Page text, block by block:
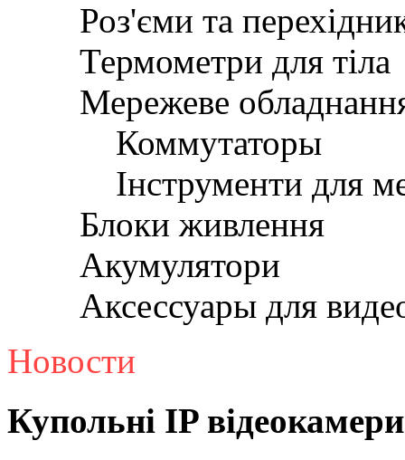
Роз'єми та
Термометри для тіла
Мережеве
Коммутаторы
Інструменти для
Блоки живлення
Акумулятори
Аксессуары для
Новости
Купольні IP